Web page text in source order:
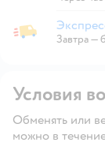
Экспресс-доставка
Завтра—
Условия
Обменять или
можно в